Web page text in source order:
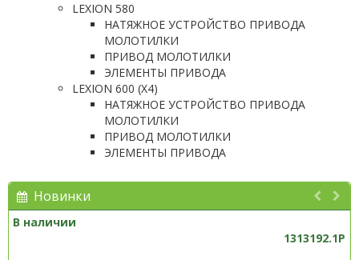
LEXION 580
НАТЯЖНОЕ УСТРОЙСТВО ПРИВОДА
МОЛОТИЛКИ
ПРИВОД МОЛОТИЛКИ
ЭЛЕМЕНТЫ ПРИВОДА
LEXION 600 (X4)
НАТЯЖНОЕ УСТРОЙСТВО ПРИВОДА
МОЛОТИЛКИ
ПРИВОД МОЛОТИЛКИ
ЭЛЕМЕНТЫ ПРИВОДА
Новинки
В наличии
1313192.1P